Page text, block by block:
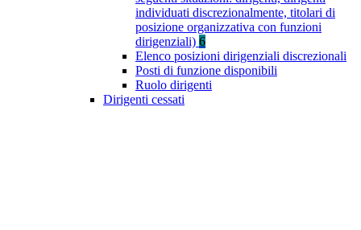
individuati discrezionalmente, titolari di
posizione organizzativa con funzioni
dirigenziali) 6
Elenco posizioni dirigenziali discrezionali
Posti di funzione disponibili
Ruolo dirigenti
Dirigenti cessati